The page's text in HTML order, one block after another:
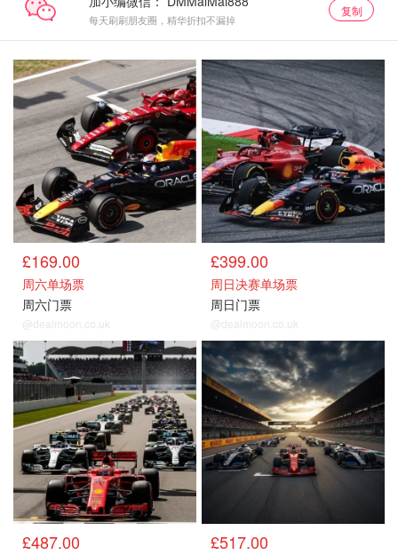
每天刷刷朋友圈，精华折扣不漏掉
复制
£169.00
周六单场票
周六门票
@dealmoon.co.uk
£399.00
周日决赛单场票
周日门票
@dealmoon.co.uk
£487.00 £517.00